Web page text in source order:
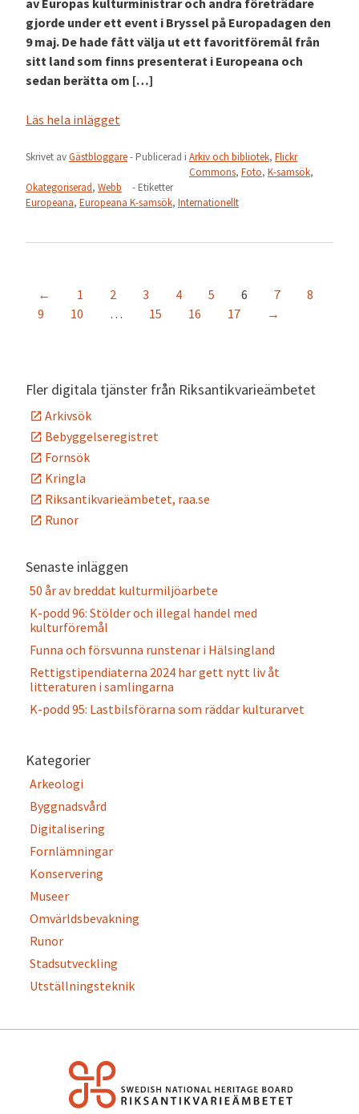
av Europas kulturministrar och andra företrädare
gjorde under ett event i Bryssel på Europadagen den
9 maj. De hade fått välja ut ett favoritföremål från
sitt land som finns presenterat i Europeana och
sedan berätta om […]
Läs hela inlägget
Skrivet avGästbloggare- Publicerad i Arkiv och bibliotek, Flickr
Commons, Foto, K-samsök,
Okategoriserad, Webb
- Etiketter
Europeana, Europeana K-samsök, Internationellt
← 1 2 3 4 5 6 7
8
9
10 … 15 16 17 →
Fler digitala tjänster från Riksantikvarieämbetet
Arkivsök
Bebyggelseregistret
Fornsök
Kringla
Riksantikvarieämbetet, raa.se
Runor
Senaste inläggen
50 år av breddat kulturmiljöarbete
K-podd 96: Stölder och illegal handel med
kulturföremål
Funna och försvunna runstenar i Hälsingland
Rettigstipendiaterna 2024 har gett nytt liv åt
litteraturen i samlingarna
K-podd 95: Lastbilsförarna som räddar kulturarvet
Kategorier
Arkeologi
Byggnadsvård
Digitalisering
Fornlämningar
Konservering
Museer
Omvärldsbevakning
Runor
Stadsutveckling
Utställningsteknik